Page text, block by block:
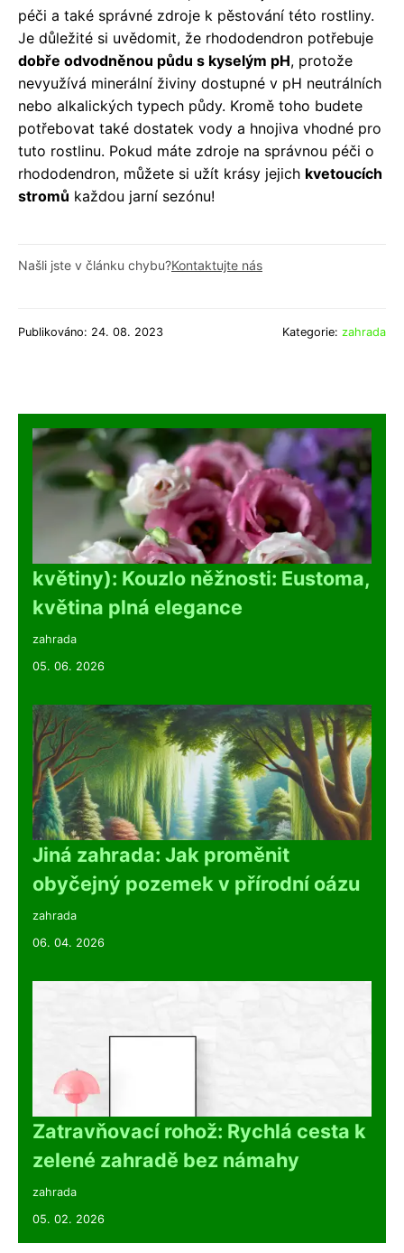
péči a také správné zdroje k pěstování této rostliny.
Je důležité si uvědomit, že rhododendron potřebuje
dobře odvodněnou půdu s kyselým pH, protože
nevyužívá minerální živiny dostupné v pH neutrálních
nebo alkalických typech půdy. Kromě toho budete
potřebovat také dostatek vody a hnojiva vhodné pro
tuto rostlinu. Pokud máte zdroje na správnou péči o
rhododendron, můžete si užít krásy jejich kvetoucích
stromů každou jarní sezónu!
Našli jste v článku chybu?Kontaktujte nás
Publikováno: 24. 08. 2023 Kategorie: zahrada
květiny): Kouzlo něžnosti: Eustoma,
květina plná elegance
zahrada
05. 06. 2026
Jiná zahrada: Jak proměnit
obyčejný pozemek v přírodní oázu
zahrada
06. 04. 2026
Zatravňovací rohož: Rychlá cesta k
zelené zahradě bez námahy
zahrada
05. 02. 2026